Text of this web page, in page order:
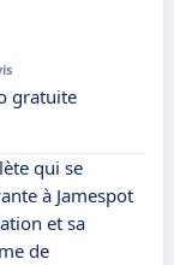
gratuite
qui se
à Jamespot
et sa
de